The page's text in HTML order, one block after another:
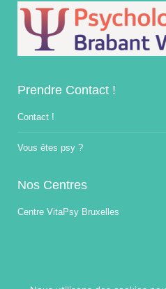
Prendre Contact !
Contact !
Vous êtes psy ?
Nos Centres
Centre VitaPsy Bruxelles